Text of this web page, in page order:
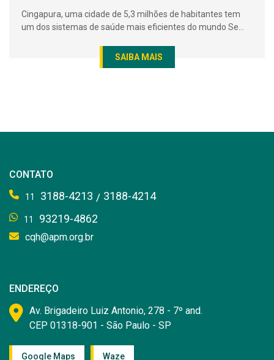
Cingapura, uma cidade de 5,3 milhões de habitantes tem
um dos sistemas de saúde mais eficientes do mundo Se...
SAIBA MAIS
CONTATO
11 3188-4213 / 3188-4214
11 93219-4862
cqh@apm.org.br
ENDEREÇO
Av. Brigadeiro Luiz Antonio, 278 - 7º and.
CEP 01318-901 - São Paulo - SP
Google Maps Waze